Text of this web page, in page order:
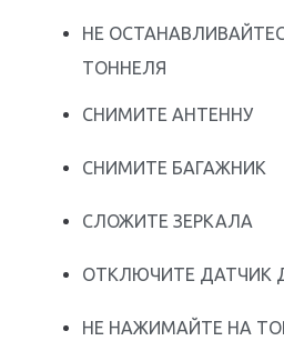
НЕ
ТОННЕЛЯ
СНИМИТЕ АНТЕННУ
СНИМИТЕ БАГАЖНИК
СЛОЖИТЕ ЗЕРКАЛА
ОТКЛЮЧИТЕ ДАТЧИК
НЕ НАЖИМАЙТЕ НА